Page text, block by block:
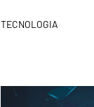
TECNOLOGIA